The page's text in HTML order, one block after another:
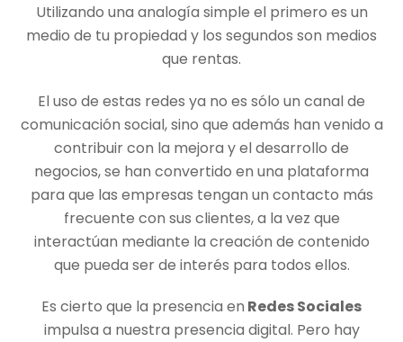
Utilizando una analogía simple el primero es un
medio de tu propiedad y los segundos son medios
que rentas.
El uso de estas redes ya no es sólo un canal de
comunicación social, sino que además han venido a
contribuir con la mejora y el desarrollo de
negocios, se han convertido en una plataforma
para que las empresas tengan un contacto más
frecuente con sus clientes, a la vez que
interactúan mediante la creación de contenido
que pueda ser de interés para todos ellos.
Es cierto que la presencia en Redes Sociales
impulsa a nuestra presencia digital. Pero hay